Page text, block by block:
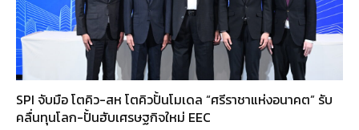
SPI จับมือ โตคิว-สห โตคิวปั้นโมเดล “ศรีราชาแห่งอนาคต” รับ
คลื่นทุนโลก-ปั้นฮับเศรษฐกิจใหม่ EEC